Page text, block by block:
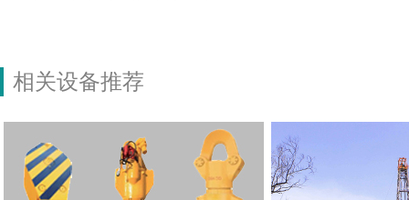
相关设备推荐